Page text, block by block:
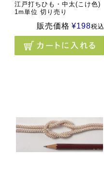
江戸打ちひも・中太(こけ色)
1m単位 切り売り
販売価格 ¥198税込